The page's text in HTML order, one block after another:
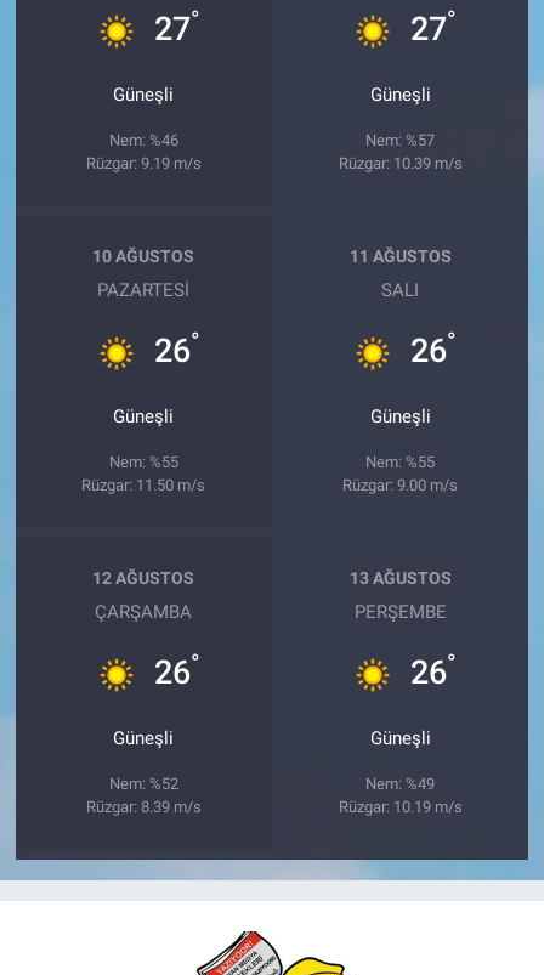
27°
Güneşli
Nem: %46
Rüzgar: 9.19 m/s
27°
Güneşli
Nem: %57
Rüzgar: 10.39 m/s
10 AĞUSTOS
PAZARTESI
26°
Güneşli
Nem: %55
Rüzgar: 11.50 m/s
11 AĞUSTOS
SALI
26°
Güneşli
Nem: %55
Rüzgar: 9.00 m/s
12 AĞUSTOS
ÇARŞAMBA
26°
Güneşli
Nem: %52
Rüzgar: 8.39 m/s
13 AĞUSTOS
PERŞEMBE
26°
Güneşli
Nem: %49
Rüzgar: 10.19 m/s